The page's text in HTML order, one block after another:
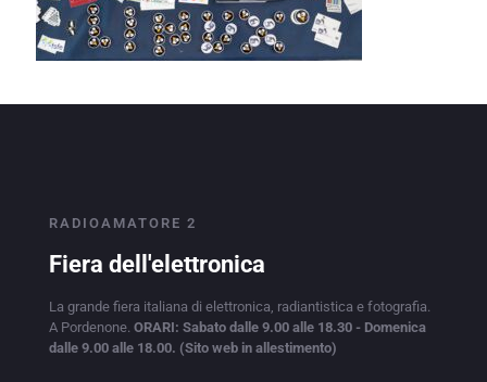
RADIOAMATORE 2
Fiera dell'elettronica
La grande fiera italiana di elettronica, radiantistica e fotografia.
A Pordenone. ORARI: Sabato dalle 9.00 alle 18.30 - Domenica
dalle 9.00 alle 18.00. (Sito web in allestimento)